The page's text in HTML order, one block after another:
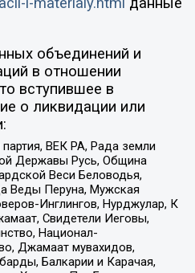
объединений и
в отношении
вступившее в
о ликвидации или
ВЕК РА, Рада земли
Державы Русь, Община
Веси Беловодья,
Веды Перуна, Мужская
Инглингов, Нурджулар, К
Свидетели Иеговы,
Национал-
Джамаат мувахидов,
Балкарии и Карачая,